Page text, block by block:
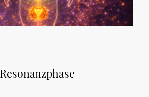
Resonanzphase